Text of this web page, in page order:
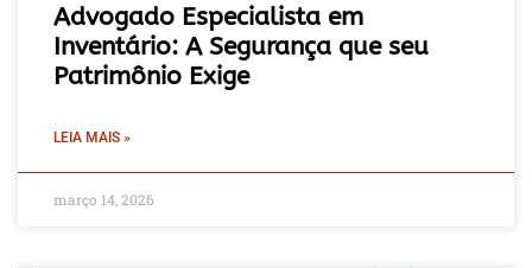
Advogado Especialista em
Inventário: A Segurança que seu
Patrimônio Exige
LEIA MAIS »
março 14, 2026